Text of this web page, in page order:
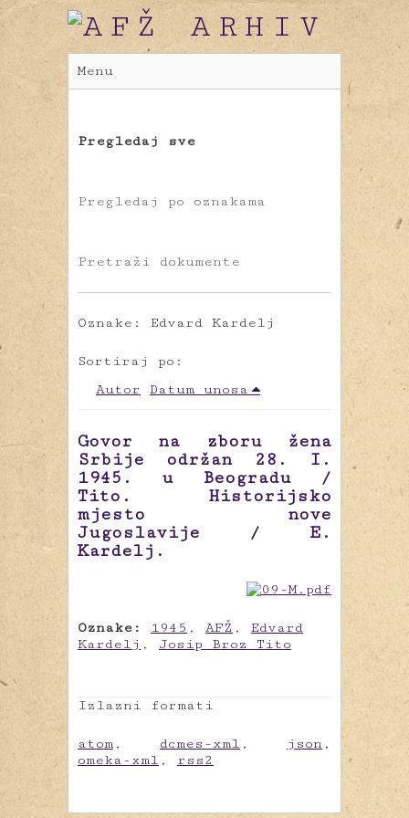
Menu
Pregledaj sve
Pregledaj po oznakama
Pretraži dokumente
Oznake: Edvard Kardelj
Sortiraj po:
Autor
Datum unosa
Govor na zboru žena
Srbije održan 28. I.
1945. u Beogradu /
Tito. Historijsko
mjesto nove
Jugoslavije / E.
Kardelj.
Oznake: 1945 , AFŽ , Edvard
Kardelj , Josip Broz Tito
Izlazni formati
atom , dcmes-xml , json ,
omeka-xml , rss2